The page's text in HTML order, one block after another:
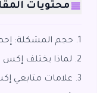
محتويات
حجم المشكلة:
لماذا يختلف إكس
علامات متابعي